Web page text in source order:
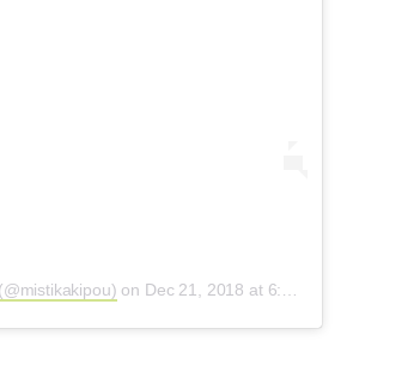
on Dec 21, 2018 at 6:57am PST